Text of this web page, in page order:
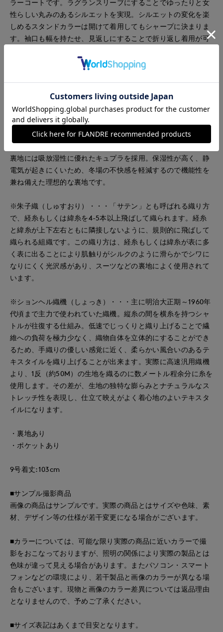
ラーコートです。ラグランスリーブにすることでゆったりと女
性らしい丸みのあるシルエットを実現。シルエットの変化を楽
しめるスタンドカラーは開けて着用してもシャープに決まりま
す。袖口も幅を持たせ、見返しにすることで折り返し着用が可
り、肌に触れても気持ちが良いです。織り方は朱子織で、昔な
がらのションヘル織機でゆっくりと丁寧に織る事で、手織りに
近い柔らかなふくらみ感が生まれます。表面は起毛加工（ビー
バー仕上）をしており、特徴として着用時も表面の美しい毛並
みが保たれ、気品のある光沢感があります。
裏地には吸放湿性に優れたキュプラを採用。保湿性が高く、静
電気が起きにくいため、冬場の不快感を軽減するので機能性を
兼ね備えた理想的な裏地です。
※朱子織（しゅすおり）・・・「サテン」とも呼ばれる織り方
で、経糸もしくは緯糸を4-5本以上飛ばして織られます。経糸
と緯糸が上下左右ともに隣接しないように、規則的に飛ばして
織られる組織です。この織り方は、経糸もしくは緯糸が表に多
く表に出ることにより肌触りがシルクのように滑らかでシワに
なりにくく光沢感があり、スーツなどの裏地によく使用されて
います。
※ションヘル織機（しょっき）・・・主に明治大正期～1960年
代頃まで主力で使われていた織機。縦糸の間を横糸を持つシャ
トルが往復する仕組み。低速でじっくりと織り上げることで繊
維への負荷を極力少なく、織物自体を立体的にすることができ
るため、手織りの優しい感覚に近く、柔らかい風合いのあるテ
キスタイルを織り上げることが出来ます。実際に高速汎用織機
より、1反（約50M）の生地を織るのに数メートル程余分に糸を
使用します。その差が、生地の独特な膨らみとナチュラルなス
トレッチ性を表現し、仕立て映えがよく着心地のよいテキスタ
イルになります。
・裏地あり
・ポケットあり
9号着丈:103cm
■サンプル撮影商品
画像の商品はサンプルです。実際の商品とはサイズや色味、素
材、デザイン等の仕様が若干変更になる場合がございます。
■カラーについては、可能な限り実際の商品に近いカラーで撮
影をおこなっておりますが、照明の関係により実際の製品とは
色味が違って見える場合があります。またパソコン・スマート
フォンなどの環境により、若干製品と画像のカラーが異なる場
合もございます。現物と画像のカラー差異については返品理由
となりませんので、予めご了承ください。
■サイズ表記はあくまで目安となります。